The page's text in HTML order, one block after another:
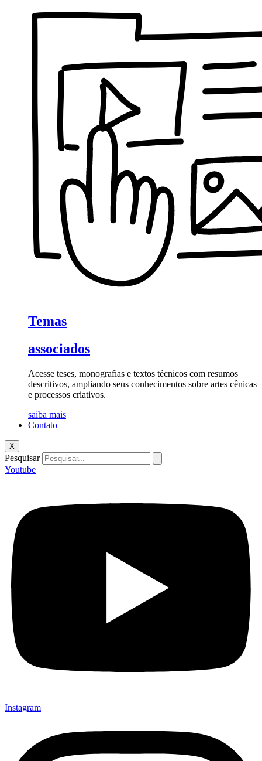
Temas
associados
Acesse teses, monografias e textos técnicos com resumos
descritivos, ampliando seus conhecimentos sobre artes cênicas
e processos criativos.
saiba mais
Contato
X
Pesquisar
Youtube
Instagram